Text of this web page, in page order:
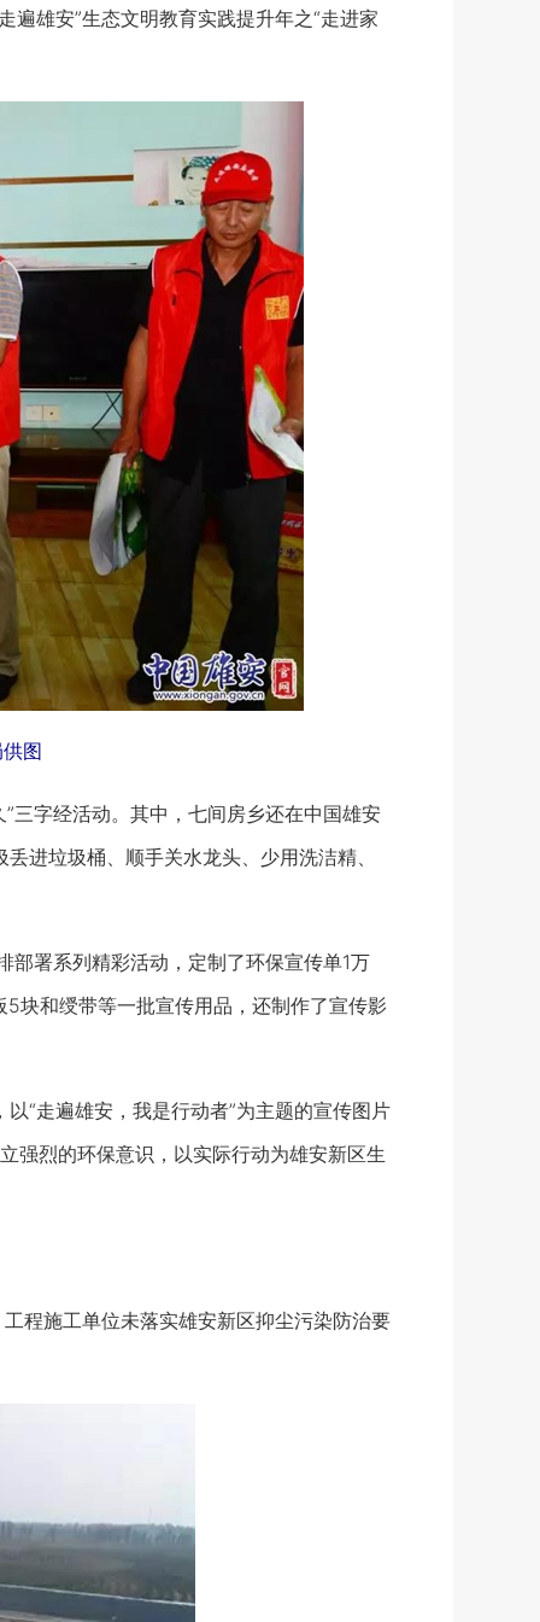
雄安”生态文明教育实践提升年之“走进家
图
字经活动。其中，七间房乡还在中国雄安
进垃圾桶、顺手关水龙头、少用洗洁精、
署系列精彩活动，定制了环保宣传单1万
块和绶带等一批宣传用品，还制作了宣传影
“走遍雄安，我是行动者”为主题的宣传图片
强烈的环保意识，以实际行动为雄安新区生
施工单位未落实雄安新区抑尘污染防治要